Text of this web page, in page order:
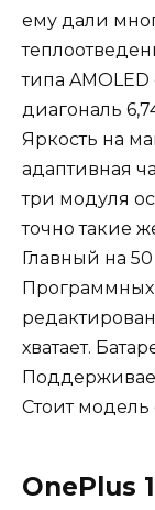
ему дали
типа
диагональ
Яркость на
адаптивная
три модуля
точно такие
Главный на
хватает.
Стоит модель
OnePlus